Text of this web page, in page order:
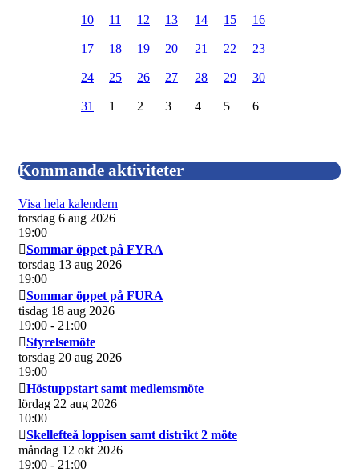
10 11 12 13 14 15 16
17 18 19 20 21 22 23
24 25 26 27 28 29 30
31 1 2 3 4 5 6
Kommande aktiviteter
Visa hela kalendern
torsdag 6 aug 2026
19:00
Sommar öppet på FYRA
torsdag 13 aug 2026
19:00
Sommar öppet på FURA
tisdag 18 aug 2026
19:00 - 21:00
Styrelsemöte
torsdag 20 aug 2026
19:00
Höstuppstart samt medlemsmöte
lördag 22 aug 2026
10:00
Skellefteå loppisen samt distrikt 2 möte
måndag 12 okt 2026
19:00 - 21:00